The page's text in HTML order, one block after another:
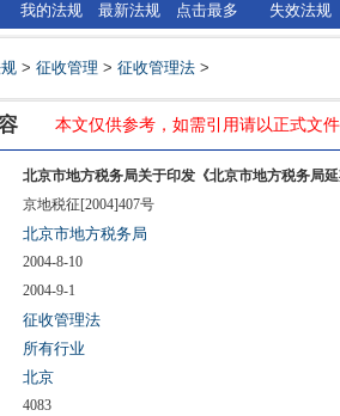
我的法规 最新法规 点击最多 失效法规
> 征收管理 > 征收管理法 >
本文仅供参考，如需引用请以正式文
北京市地方税务局关于印发《北京市地方税务局
京地税征[2004]407号
北京市地方税务局
2004-8-10
2004-9-1
征收管理法
所有行业
北京
4083